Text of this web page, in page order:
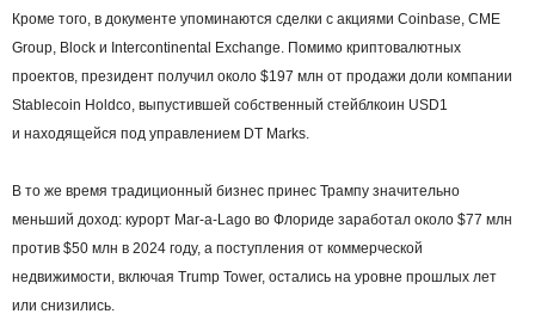
Кроме того, в документе упоминаются сделки с акциями Coinbase, CME
Group, Block и Intercontinental Exchange. Помимо криптовалютных
проектов, президент получил около $197 млн от продажи доли компании
Stablecoin Holdco, выпустившей собственный стейблкоин USD1
и находящейся под управлением DT Marks.
В то же время традиционный бизнес принес Трампу значительно
меньший доход: курорт Mar-a-Lago во Флориде заработал около $77 млн
против $50 млн в 2024 году, а поступления от коммерческой
недвижимости, включая Trump Tower, остались на уровне прошлых лет
или снизились.